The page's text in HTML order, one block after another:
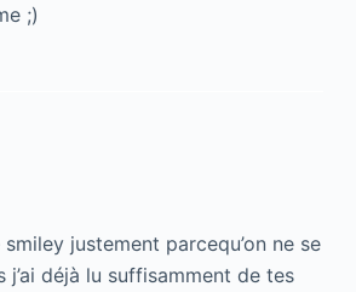
;)
smiley justement parcequ’on ne se
j’ai déjà lu suffisamment de tes